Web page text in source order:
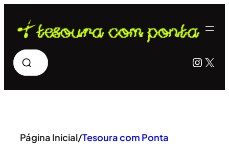
para
conteúdo
Pesquisar X
Página Inicial/Tesoura com Ponta